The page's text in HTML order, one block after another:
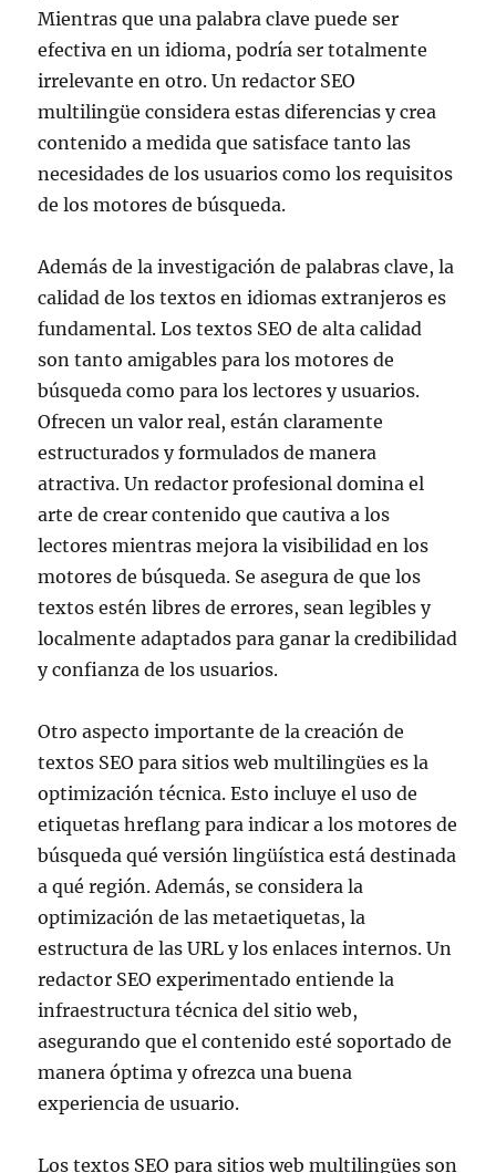
Mientras que una palabra clave puede ser
efectiva en un idioma, podría ser totalmente
irrelevante en otro. Un redactor SEO
multilingüe considera estas diferencias y crea
contenido a medida que satisface tanto las
necesidades de los usuarios como los requisitos
de los motores de búsqueda.
Además de la investigación de palabras clave, la
calidad de los textos en idiomas extranjeros es
fundamental. Los textos SEO de alta calidad
son tanto amigables para los motores de
búsqueda como para los lectores y usuarios.
Ofrecen un valor real, están claramente
estructurados y formulados de manera
atractiva. Un redactor profesional domina el
arte de crear contenido que cautiva a los
lectores mientras mejora la visibilidad en los
motores de búsqueda. Se asegura de que los
textos estén libres de errores, sean legibles y
localmente adaptados para ganar la credibilidad
y confianza de los usuarios.
Otro aspecto importante de la creación de
textos SEO para sitios web multilingües es la
optimización técnica. Esto incluye el uso de
etiquetas hreflang para indicar a los motores de
búsqueda qué versión lingüística está destinada
a qué región. Además, se considera la
optimización de las metaetiquetas, la
estructura de las URL y los enlaces internos. Un
redactor SEO experimentado entiende la
infraestructura técnica del sitio web,
asegurando que el contenido esté soportado de
manera óptima y ofrezca una buena
experiencia de usuario.
Los textos SEO para sitios web multilingües son